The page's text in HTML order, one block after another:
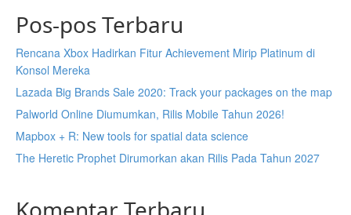
Pos-pos Terbaru
Rencana Xbox Hadirkan Fitur Achievement Mirip Platinum di
Konsol Mereka
Lazada Big Brands Sale 2020: Track your packages on the map
Palworld Online Diumumkan, Rilis Mobile Tahun 2026!
Mapbox + R: New tools for spatial data science
The Heretic Prophet Dirumorkan akan Rilis Pada Tahun 2027